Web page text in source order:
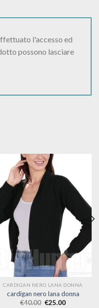
l'accesso ed
possono lasciare
CARDIGAN NERO LANA DONNA
cardigan nero lana donna
€40.00 €25.00